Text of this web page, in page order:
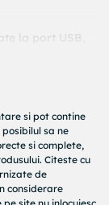
la port USB,
si Apple,
electronice.
si pot contine
sa ne
si complete,
Citeste cu
de
considerare